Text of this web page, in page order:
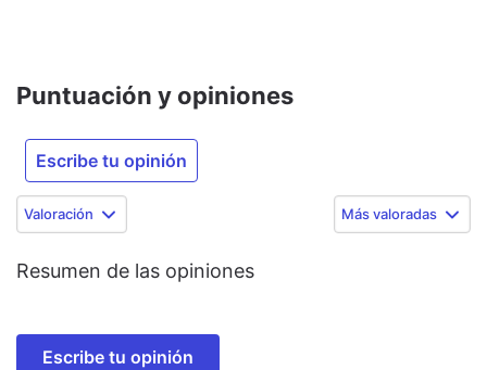
Puntuación y opiniones
Escribe tu opinión
Valoración Más valoradas
Resumen de las opiniones
Escribe tu opinión